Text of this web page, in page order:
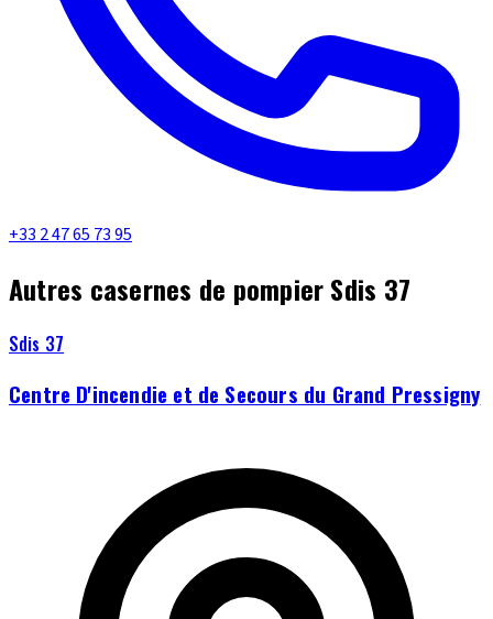
+33 2 47 65 73 95
Autres casernes de pompier Sdis 37
Sdis 37
Centre D'incendie et de Secours du Grand Pressigny